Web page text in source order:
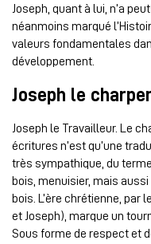
Joseph, quant à lui, n’a
néanmoins marqué
valeurs fondamentales
développement.
Joseph le
Joseph le Travailleur. Le
écritures n’est qu’une
très sympathique, du
bois, menuisier, mais
bois. L’ère chrétienne,
et Joseph), marque un
Sous forme de respect et